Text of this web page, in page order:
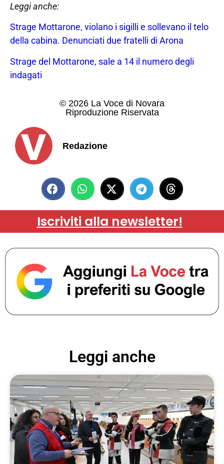
Leggi anche:
Strage Mottarone, violano i sigilli e sollevano il telo
della cabina. Denunciati due fratelli di Arona
Strage del Mottarone, sale a 14 il numero degli
indagati
© 2026 La Voce di Novara
Riproduzione Riservata
Redazione
Iscriviti alla newsletter!
Leggi anche